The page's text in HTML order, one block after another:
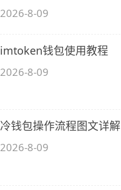
2026-8-09
imtoken钱包使用教程
2026-8-09
冷钱包操作流程图文详解
2026-8-09